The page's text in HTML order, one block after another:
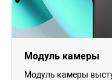
Модуль камеры
Модуль камеры